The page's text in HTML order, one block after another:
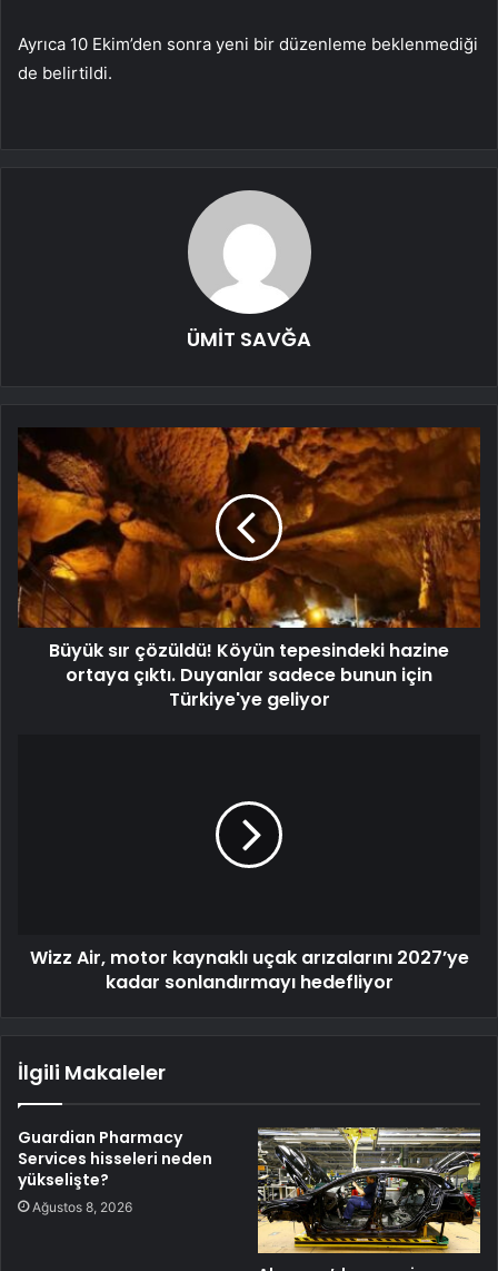
Ayrıca 10 Ekim’den sonra yeni bir düzenleme beklenmediği
de belirtildi.
ÜMİT SAVĞA
Büyük sır çözüldü! Köyün tepesindeki hazine
ortaya çıktı. Duyanlar sadece bunun için
Türkiye'ye geliyor
Wizz Air, motor kaynaklı uçak arızalarını 2027’ye
kadar sonlandırmayı hedefliyor
İlgili Makaleler
Guardian Pharmacy
Services hisseleri neden
yükselişte?
Ağustos 8, 2026